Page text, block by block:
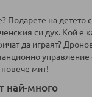
Подарете на детето
си дух. Кой е
да играят?
управление
мит!
най-много